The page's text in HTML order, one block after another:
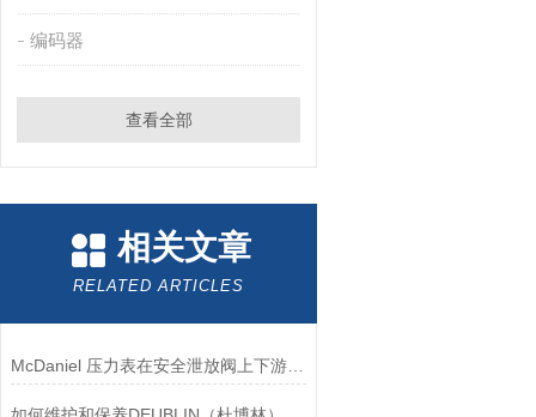
编码器
查看全部
相关文章
RELATED ARTICLES
McDaniel 压力表在安全泄放阀上下游压力监测中的应用